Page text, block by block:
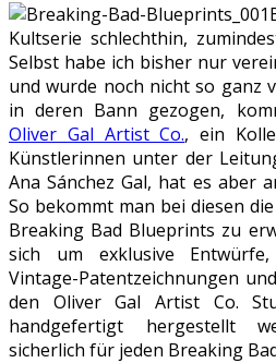
Kultserie schlechthin,
Selbst habe ich bisher nur
und wurde noch nicht so ganz
in deren Bann gezogen,
Oliver Gal Artist Co., ein
Künstlerinnen unter der
Ana Sánchez Gal, hat es aber
So bekommt man bei diesen
Breaking Bad Blueprints zu
sich um exklusive
Vintage-Patentzeichnungen
den Oliver Gal Artist Co.
handgefertigt hergestellt
sicherlich für jeden Breaking